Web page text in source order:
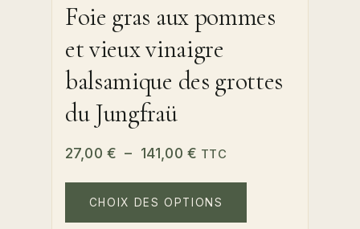
Foie gras aux pommes
et vieux vinaigre
balsamique des grottes
du Jungfraü
27,00 € – 141,00 € Plage
prix :
27,00 €
TTC
CHOIX DES OPTIONS
Ce